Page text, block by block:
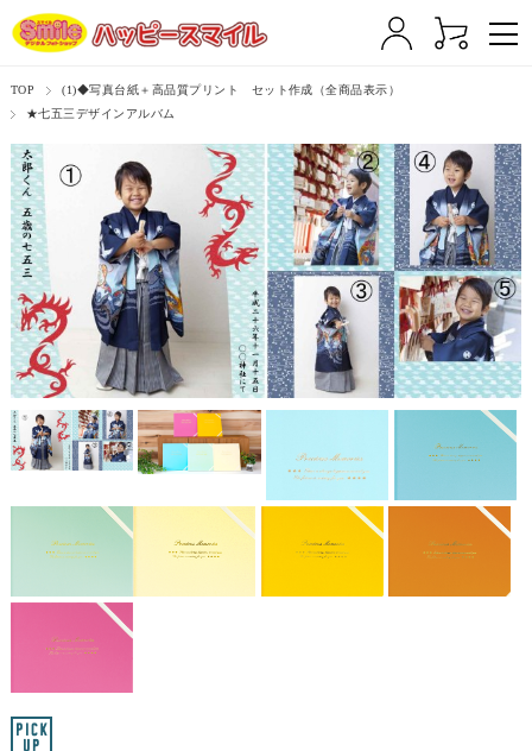
TOP
(1)◆写真台紙＋高品質プリント セット作成（全商品表示）
★七五三デザインアルバム